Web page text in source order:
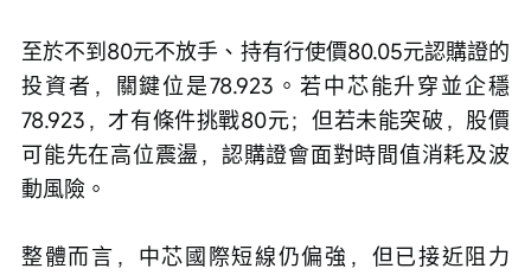
至於不到80元不放手、持有行使價80.05元認購證的
投資者，關鍵位是78.923。若中芯能升穿並企穩
78.923，才有條件挑戰80元；但若未能突破，股價
可能先在高位震盪，認購證會面對時間值消耗及波
動風險。
整體而言，中芯國際短線仍偏強，但已接近阻力